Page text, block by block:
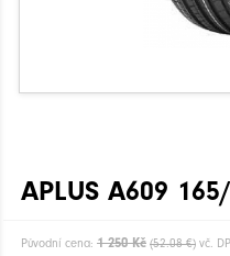
APLUS A609
Původní cena: 1 250 Kč (52.08 €) vč.